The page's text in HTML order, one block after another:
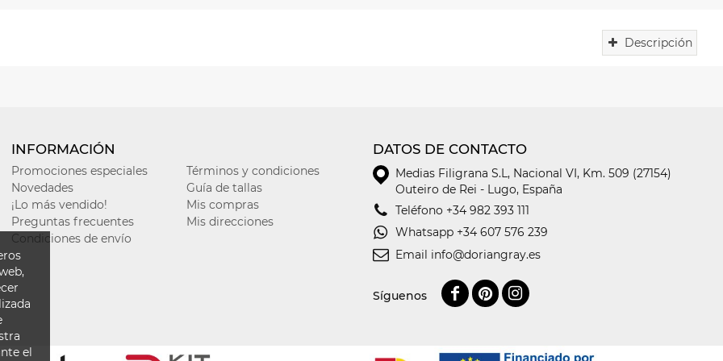
Descripción
el
INFORMACIÓN
Promociones especiales
Novedades
¡Lo más vendido!
Preguntas frecuentes
Condiciones de envío
Términos y condiciones
Guía de tallas
Mis compras
Mis direcciones
DATOS DE CONTACTO
Medias Filigrana S.L, Nacional VI, Km. 509 (27154)
Outeiro de Rei - Lugo, España
Teléfono +34 982 393 111
Whatsapp +34 607 576 239
Email info@doriangray.es
Síguenos